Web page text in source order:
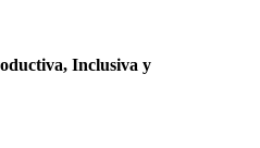
Inclusiva y